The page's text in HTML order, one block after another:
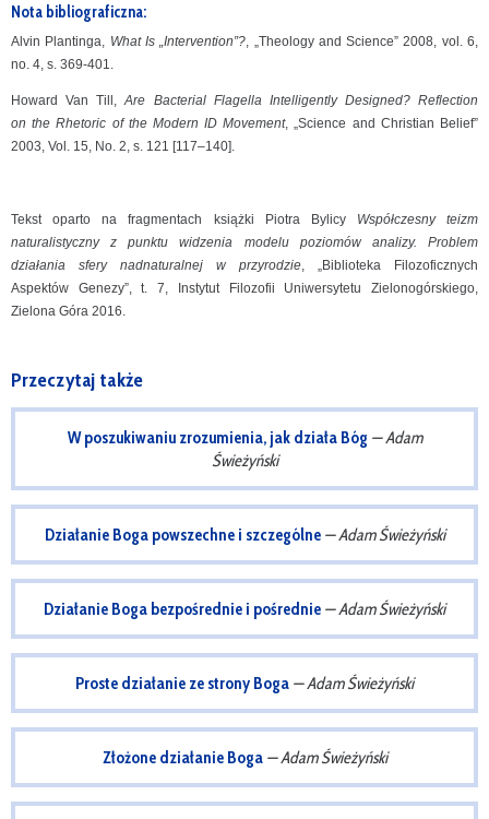
Nota bibliograficzna:
Alvin Plantinga, What Is „Intervention”?, „Theology and Science” 2008, vol. 6,
no. 4, s. 369-401.
Howard Van Till,Are Bacterial Flagella Intelligently Designed? Reflection
on the Rhetoric of the Modern ID Movement, „Science and Christian Belief”
2003, Vol. 15, No. 2, s. 121 [117–140].
Tekst oparto na fragmentach książki Piotra Bylicy Współczesny teizm
naturalistyczny z punktu widzenia modelu poziomów analizy. Problem
działania sfery nadnaturalnej w przyrodzie, „Biblioteka Filozoficznych
Aspektów Genezy”, t. 7, Instytut Filozofii Uniwersytetu Zielonogórskiego,
Zielona Góra 2016.
Przeczytaj także
W poszukiwaniu zrozumienia, jak działa Bóg — Adam
Świeżyński
Działanie Boga powszechne i szczególne — Adam Świeżyński
Działanie Boga bezpośrednie i pośrednie — Adam Świeżyński
Proste działanie ze strony Boga — Adam Świeżyński
Złożone działanie Boga — Adam Świeżyński